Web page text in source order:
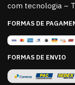
com tecnologia –
FORMAS DE
FORMAS DE ENVIO